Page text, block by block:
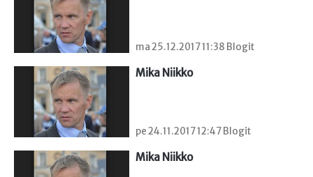
ma 25.12.2017 11:38 Blogit
Mika Niikko
pe 24.11.2017 12:47 Blogit
Mika Niikko